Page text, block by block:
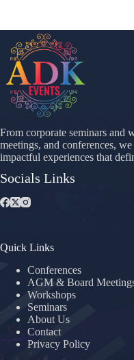
From corporate seminars and
meetings, and conferences,
impactful experiences that
Socials Links
Quick Links
Conferences
AGM & Board
Workshops
Seminars
About Us
Contact
Privacy Policy